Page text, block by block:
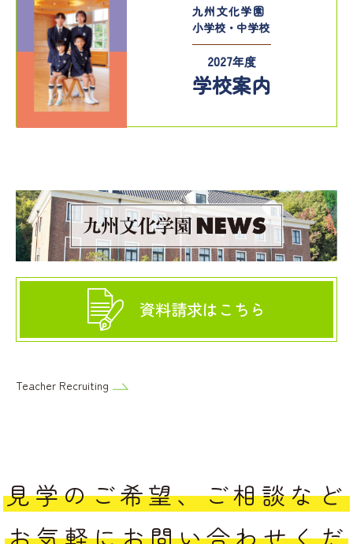
九州文化学園
小学校・中学校
2027年度
学校案内
資料請求はこちら
Teacher Recruiting
見学のご希望、ご相談など
お気軽にお問い合わせくだ